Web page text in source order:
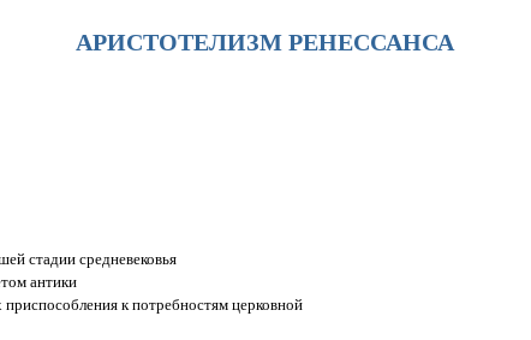
АРИСТОТЕЛИЗМ РЕНЕССАНСА
стадии средневековья
антики
к потребностям церковной